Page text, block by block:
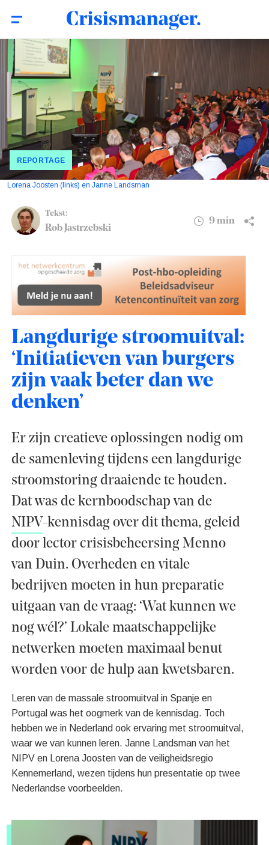
Langdurige stroomuitval: ‘Initiatieven van
burgers zijn vaak beter dan we denken’
REPORTAGE
Lorena Joosten (links) en Janne Landsman
Tekst:
Rob Jastrzebski
9 min
Langdurige stroomuitval:
‘Initiatieven van burgers
zijn vaak beter dan we
denken’
Er zijn creatieve oplossingen nodig om
de samenleving tijdens een langdurige
stroomstoring draaiende te houden.
Dat was de kernboodschap van de
NIPV-kennisdag over dit thema, geleid
door lector crisisbeheersing Menno
van Duin. Overheden en vitale
bedrijven moeten in hun preparatie
uitgaan van de vraag: ‘Wat kunnen we
nog wél?’ Lokale maatschappelijke
netwerken moeten maximaal benut
worden voor de hulp aan kwetsbaren.
Leren van de massale stroomuitval in Spanje en
Portugal was het oogmerk van de kennisdag. Toch
hebben we in Nederland ook ervaring met stroomuitval,
waar we van kunnen leren. Janne Landsman van het
NIPV en Lorena Joosten van de veiligheidsregio
Kennemerland, wezen tijdens hun presentatie op twee
Nederlandse voorbeelden.